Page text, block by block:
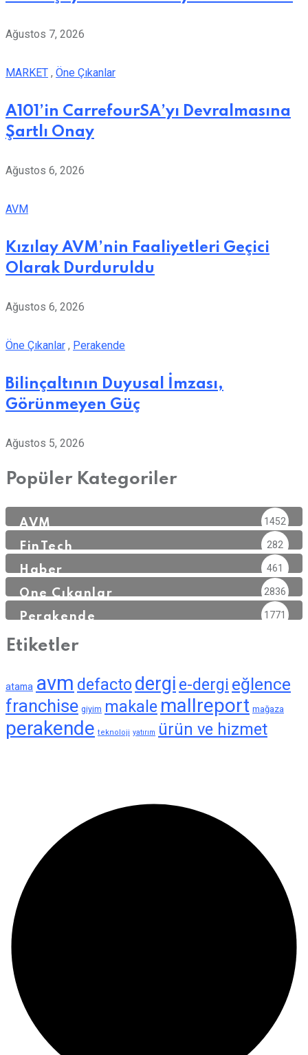
Ağustos 7, 2026
MARKET , Öne Çıkanlar
A101’in CarrefourSA’yı Devralmasına
Şartlı Onay
Ağustos 6, 2026
AVM
Kızılay AVM’nin Faaliyetleri Geçici
Olarak Durduruldu
Ağustos 6, 2026
Öne Çıkanlar , Perakende
Bilinçaltının Duyusal İmzası,
Görünmeyen Güç
Ağustos 5, 2026
Popüler Kategoriler
AVM 1452
FinTech 282
Haber 461
Öne Çıkanlar 2836
Perakende 1771
Etiketler
atama avm defacto dergi e-dergi eğlence
franchise giyim makale mallreport mağaza
perakende teknoloji yatırım ürün ve hizmet